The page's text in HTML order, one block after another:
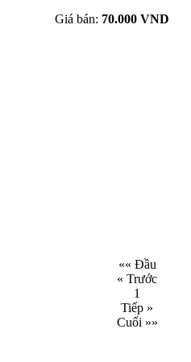
Giá bán: 70.000 VND
«« Đầu
« Trước
1
Tiếp »
Cuối »»